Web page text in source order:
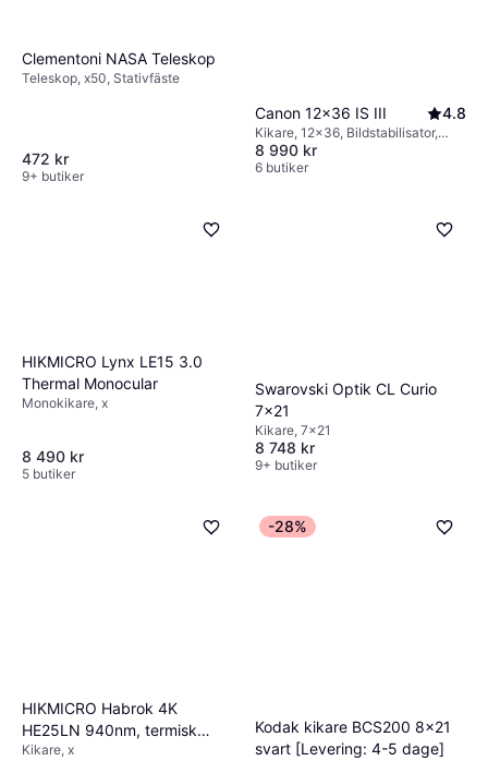
Clementoni NASA Teleskop
Teleskop, x50, Stativfäste
472 kr
9+ butiker
Canon 12x36 IS III 4.8
Kikare, 12x36, Bildstabilisator,
Belagd
8 990 kr
6 butiker
HIKMICRO Lynx LE15 3.0
Thermal Monocular
Monokikare, x
8 490 kr
5 butiker
Swarovski Optik CL Curio
7x21
Kikare, 7x21
8 748 kr
9+ butiker
HIKMICRO Habrok 4K
HE25LN 940nm, termisk
kikare
Kikare, x
-28%
Kodak kikare BCS200 8x21
svart [Levering: 4-5 dage]